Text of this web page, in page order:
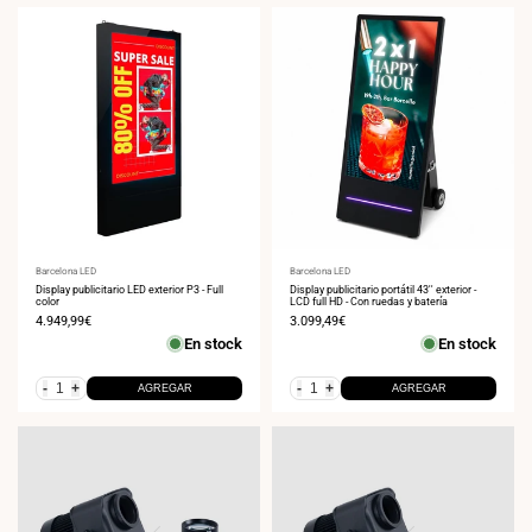
Proveedor:
Barcelona LED
Display publicitario LED exterior P3 - Full
color
Precio
4.949,99€
En stock
- + AGREGAR
Proveedor:
Barcelona LED
Display publicitario portátil 43'' exterior -
LCD full HD - Con ruedas y batería
Precio
3.099,49€
En stock
- + AGREGAR